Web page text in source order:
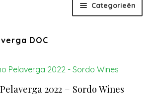
Categorieën
| Diversen
DOC
2022 – Sordo Wines